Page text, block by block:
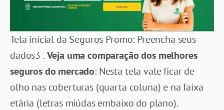
Tela inicial da Seguros Promo: Preencha seus
dados3 .Veja uma comparação dos melhores
seguros do mercado: Nesta tela vale ficar de
olho nas coberturas (quarta coluna) e na faixa
etária (letras miúdas embaixo do plano).